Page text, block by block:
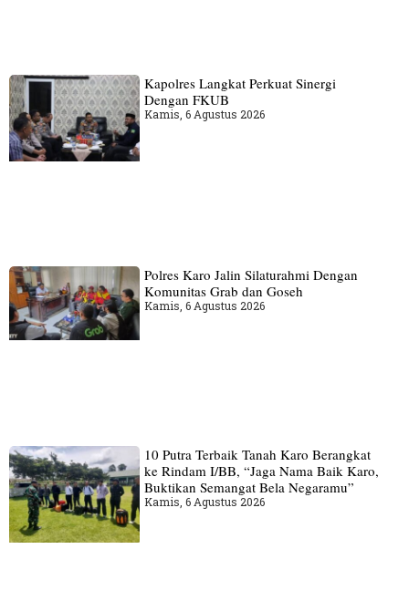
Kapolres Langkat Perkuat Sinergi
Dengan FKUB
Kamis, 6 Agustus 2026
Polres Karo Jalin Silaturahmi Dengan
Komunitas Grab dan Goseh
Kamis, 6 Agustus 2026
10 Putra Terbaik Tanah Karo Berangkat
ke Rindam I/BB, “Jaga Nama Baik Karo,
Buktikan Semangat Bela Negaramu”
Kamis, 6 Agustus 2026